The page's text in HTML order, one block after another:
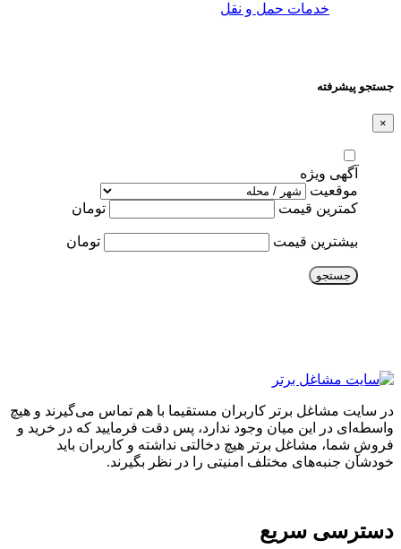
خدمات حمل و نقل
جستجو پیشرفته
×
آگهی ویژه
موقعیت
کمترین قیمت
تومان
بیشترین قیمت تومان
جستجو
در سایت مشاغل برتر کاربران مستقیما با هم تماس می‌گیرند و هیچ
واسطه‌ای در این میان وجود ندارد، پس دقت فرمایید که در خرید و
فروشِ شما، مشاغل برتر هیچ دخالتی نداشته و کاربران باید
خودشان جنبه‌های مختلف امنیتی را در نظر بگیرند.
دسترسی سریع